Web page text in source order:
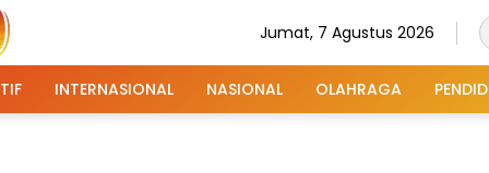
Jumat, 7 Agustus 2026
INTERNASIONAL NASIONAL OLAHRAGA